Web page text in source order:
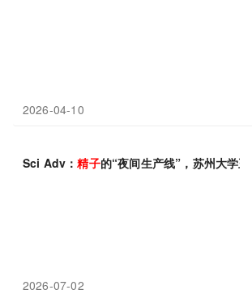
2026-04-10
Sci Adv：精子的“夜间生产线”，苏州大学
2026-07-02